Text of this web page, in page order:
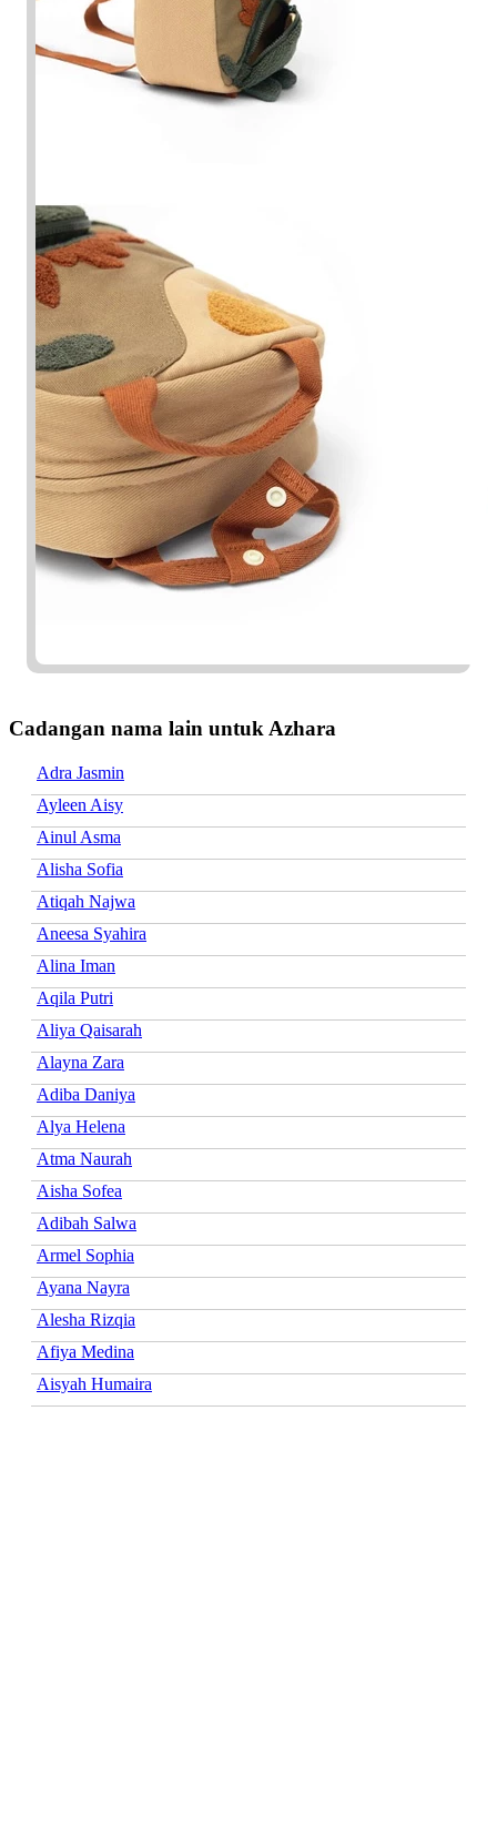
Cadangan nama lain untuk Azhara
Adra Jasmin
Ayleen Aisy
Ainul Asma
Alisha Sofia
Atiqah Najwa
Aneesa Syahira
Alina Iman
Aqila Putri
Aliya Qaisarah
Alayna Zara
Adiba Daniya
Alya Helena
Atma Naurah
Aisha Sofea
Adibah Salwa
Armel Sophia
Ayana Nayra
Alesha Rizqia
Afiya Medina
Aisyah Humaira